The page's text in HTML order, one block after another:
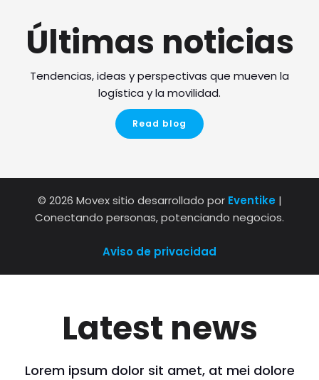
Últimas noticias
Tendencias, ideas y perspectivas que mueven la
logística y la movilidad.
Read blog
© 2026 Movex sitio desarrollado por Eventike |
Conectando personas, potenciando negocios.
Aviso de privacidad
Latest news
Lorem ipsum dolor sit amet, at mei dolore